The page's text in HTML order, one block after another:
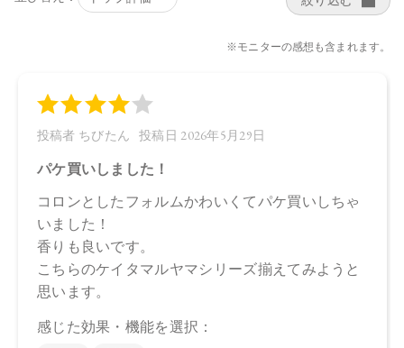
フィクスインジカ種子油、ツボクサ葉水、シロキクラゲ多糖
ス、エーデルワイス花／葉エキス、ヤマザクラ花エキス、サ
キチオール、ザクロ果実エキス、レモン果実エキス、オレン
ジ果実エキス、サトウキビエキス、PCA-Na、乳酸Na、PCA、
セリン、アラニン、グリシン、グルタミン酸、リシンHCI、
加水分解ホホバエステル、カプリルヒドロキサム酸、ジラウ
ロイルグルタミン酸リシンNa、フィトステロールズ、ジグリ
セリン、ベンジルアルコール、グリチルリチン酸2K、水添レ
シチン、デヒドロ酢酸、ベタイン、クエン酸、クエン酸Na、
水、BG、香料
【原産国】
日本